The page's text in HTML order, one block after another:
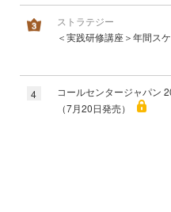
ストラテジー
＜実践研修講座＞年間ス
4
コールセンタージャパン
（7月20日発売）